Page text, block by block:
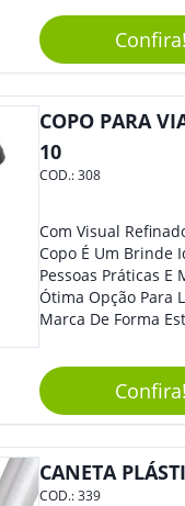
De Excelente
Contando Com
Fio Ideal Para Se
Com Mais
Brinde Que Seus
Colaboradores Mais
Não Fique De Fora!
Em Eventos, Feiras E
Congressos, E
Confira!
COPO PARA
10
COD.:308
Com Visual
Copo É Um Brinde
Pessoas Práticas E
Ótima Opção Para
Marca De Forma
Empresa Em
Reuniões
Mesmo Para
Colaboradores.
Confira!
CANETA
COD.:339